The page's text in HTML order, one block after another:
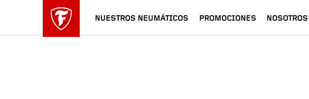
NUESTROS NEUMÁTICOS PROMOCIONES NOSOTROS